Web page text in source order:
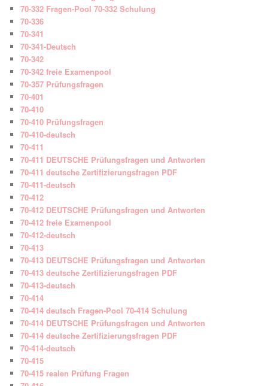
70-332 Fragen-Pool 70-332 Schulung
70-336
70-341
70-341-Deutsch
70-342
70-342 freie Examenpool
70-357 Prüfungsfragen
70-401
70-410
70-410 Prüfungsfragen
70-410-deutsch
70-411
70-411 DEUTSCHE Prüfungsfragen und Antworten
70-411 deutsche Zertifizierungsfragen PDF
70-411-deutsch
70-412
70-412 DEUTSCHE Prüfungsfragen und Antworten
70-412 freie Examenpool
70-412-deutsch
70-413
70-413 DEUTSCHE Prüfungsfragen und Antworten
70-413 deutsche Zertifizierungsfragen PDF
70-413-deutsch
70-414
70-414 deutsch Fragen-Pool 70-414 Schulung
70-414 DEUTSCHE Prüfungsfragen und Antworten
70-414 deutsche Zertifizierungsfragen PDF
70-414-deutsch
70-415
70-415 realen Prüfung Fragen